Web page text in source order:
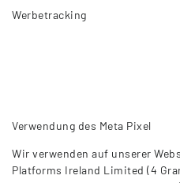
Werbetracking
Verwendung des Meta Pixel
Wir verwenden auf unserer
Platforms Ireland Limited (4